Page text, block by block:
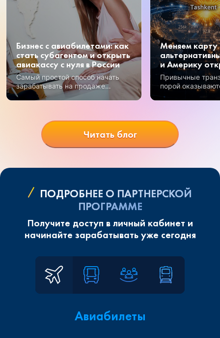
Бизнес с авиабилетами: как
стать субагентом и открыть
авиакассу с нуля в России
Самый простой способ начать
зарабатывать на продаже
авиабилетов – получение
субагентского статуса.
Меняем карту
и Америку
Привычные
порой
Но открываются
возможности, и
Узбекистан.
Читать блог
ПОДРОБНЕЕ О ПАРТНЕРСКОЙ
ПРОГРАММЕ
Получите доступ в личный кабинет и
начинайте зарабатывать уже сегодня
Авиабилеты